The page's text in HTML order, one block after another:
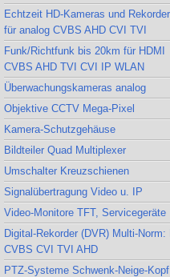
Echtzeit HD-Kameras und Rekorder
für analog CVBS AHD CVI TVI
Funk/Richtfunk bis 20km für HDMI
CVBS AHD TVI CVI IP WLAN
Überwachungskameras analog
Objektive CCTV Mega-Pixel
Kamera-Schutzgehäuse
Bildteiler Quad Multiplexer
Umschalter Kreuzschienen
Signalübertragung Video u. IP
Video-Monitore TFT, Servicegeräte
Digital-Rekorder (DVR) Multi-Norm:
CVBS CVI TVI AHD
PTZ-Systeme Schwenk-Neige-Kopf